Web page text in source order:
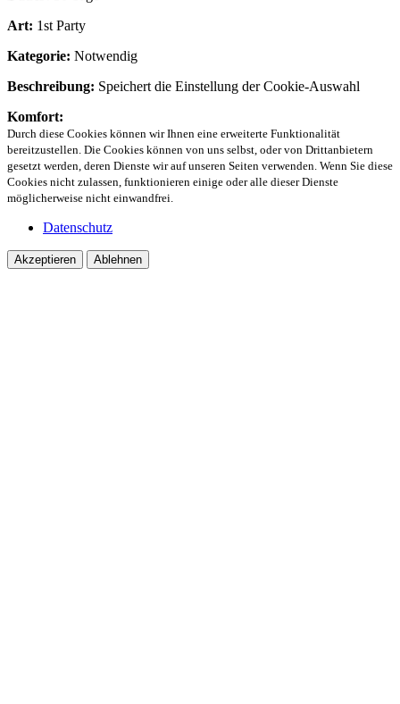
Art: 1st Party
Kategorie: Notwendig
Beschreibung: Speichert die Einstellung der Cookie-Auswahl
Komfort:
Durch diese Cookies können wir Ihnen eine erweiterte Funktionalität
bereitzustellen. Die Cookies können von uns selbst, oder von Drittanbietern
gesetzt werden, deren Dienste wir auf unseren Seiten verwenden. Wenn Sie diese
Cookies nicht zulassen, funktionieren einige oder alle dieser Dienste
möglicherweise nicht einwandfrei.
Datenschutz
Akzeptieren Ablehnen